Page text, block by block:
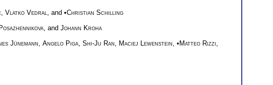
Vlatko Vedral , and •Christian Schilling
, and Johann Kroha
Jünemann Angelo Piga Shi-Ju Ran Maciej Lewenstein , •Matteo Rizzi